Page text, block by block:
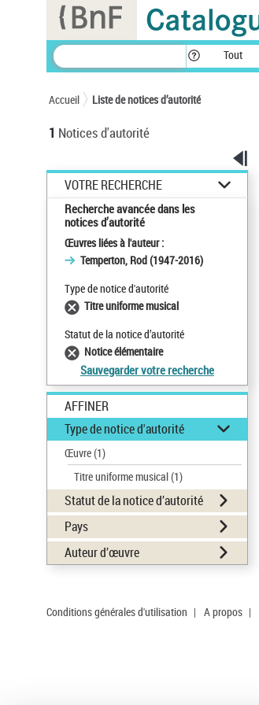
Tout
Accueil Liste de notices d’autorité
1 Notices d'autorité
VOTRE RECHERCHE
Recherche avancée dans les
notices d’autorité
Œuvres liées à l'auteur :
Temperton, Rod (1947-2016)
Type de notice d'autorité
Titre uniforme musical
Statut de la notice d’autorité
Notice élémentaire
Sauvegarder votre recherche
AFFINER
Type de notice d'autorité
Œuvre(1)
Titre uniforme musical(1)
Statut de la notice d’autorité
Pays
Auteur d’œuvre
Conditions générales d'utilisation | A propos |
Panneau de gestion des cookies